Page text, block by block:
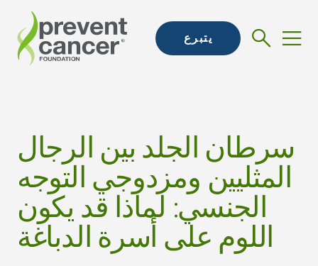
يتبرع
سرطان الجلد بين الرجال
المثليين ومزدوجي التوجه
الجنسي: لماذا قد يكون
اللوم على أسرة الدباغة